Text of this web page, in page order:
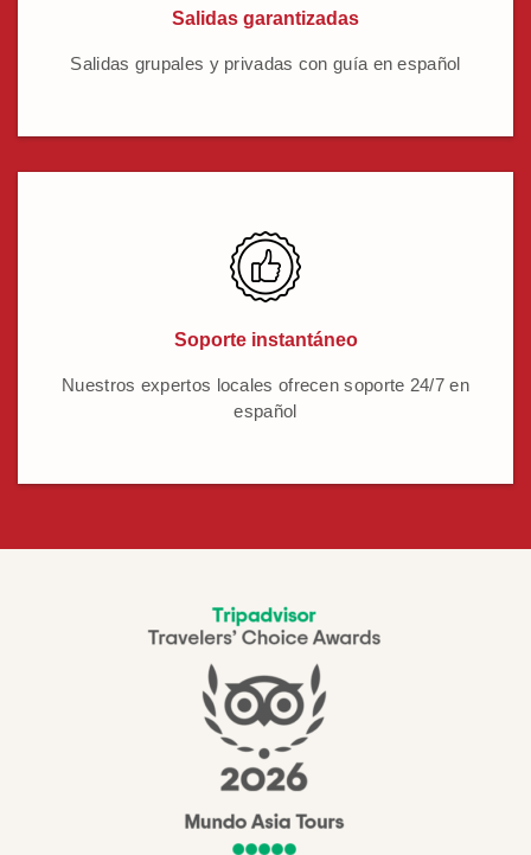
Salidas garantizadas
Salidas grupales y privadas con guía en español
Soporte instantáneo
Nuestros expertos locales ofrecen soporte 24/7 en
español